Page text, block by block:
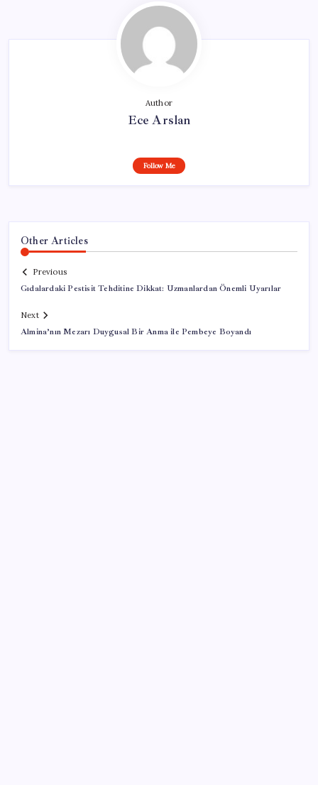
Author
Ece Arslan
Follow Me
Other Articles
Previous
Gıdalardaki Pestisit Tehditine Dikkat: Uzmanlardan Önemli Uyarılar
Next
Almina’nın Mezarı Duygusal Bir Anma ile Pembeye Boyandı